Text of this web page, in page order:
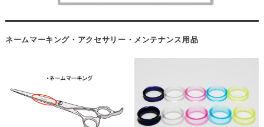
ネームマーキング・アクセサリー・メンテナンス用品